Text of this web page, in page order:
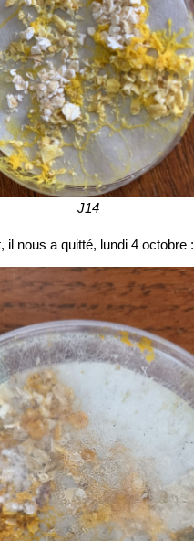
J14
il nous a quitté, lundi 4 octobre :